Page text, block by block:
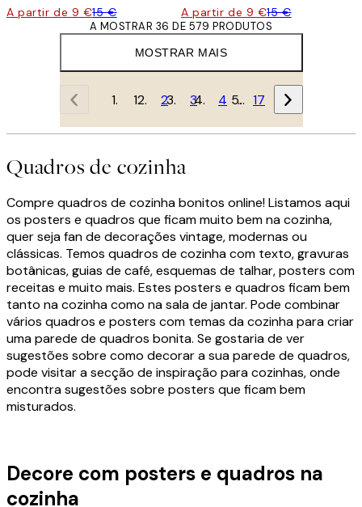
A partir de 9 €15 € A partir de 9 €15 €
MOSTRAR MAIS
A MOSTRAR 36 DE 579 PRODUTOS
1 2 3 4 … 17
Quadros de cozinha
Compre quadros de cozinha bonitos online! Listamos aqui
os posters e quadros que ficam muito bem na cozinha,
quer seja fan de decorações vintage, modernas ou
clássicas. Temos quadros de cozinha com texto, gravuras
botânicas, guias de café, esquemas de talhar, posters com
receitas e muito mais. Estes posters e quadros ficam bem
tanto na cozinha como na sala de jantar. Pode combinar
vários quadros e posters com temas da cozinha para criar
uma parede de quadros bonita. Se gostaria de ver
sugestões sobre como decorar a sua parede de quadros,
pode visitar a secção de inspiração para cozinhas, onde
encontra sugestões sobre posters que ficam bem
misturados.
Decore com posters e quadros na
cozinha